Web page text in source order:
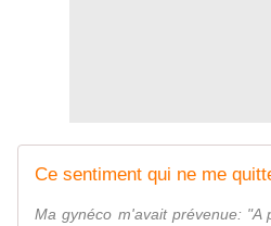
Ma gynéco m'avait prévenue: "A